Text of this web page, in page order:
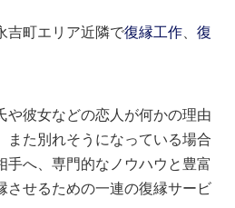
吉町エリア近隣で復縁工作 、復
や彼女などの恋人が何かの理由
また別れそうになっている場合
手へ、専門的なノウハウと豊富
させるための一連の復縁サービ